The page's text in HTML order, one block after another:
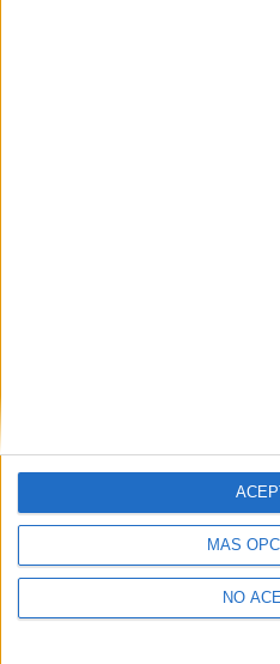
MÁS
NO
Y como regalo de
gratis una copia de nuestro
primer año de universidad